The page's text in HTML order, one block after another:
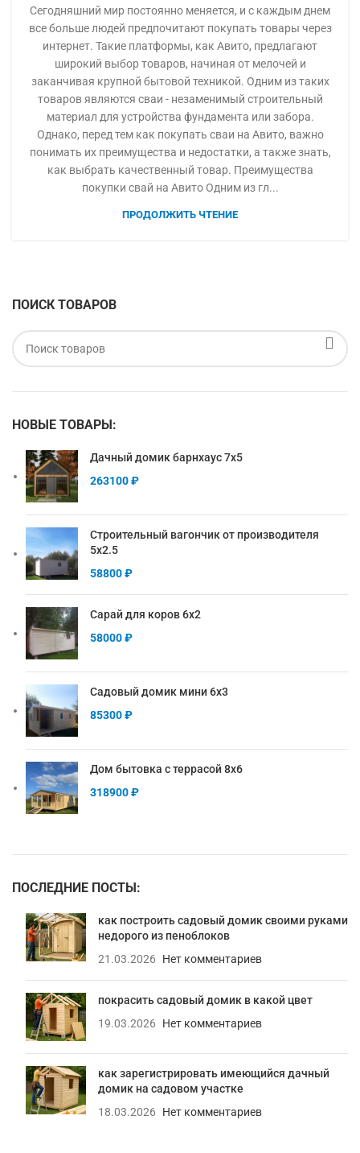
Сегодняшний мир постоянно меняется, и с каждым днем
все больше людей предпочитают покупать товары через
интернет. Такие платформы, как Авито, предлагают
широкий выбор товаров, начиная от мелочей и
заканчивая крупной бытовой техникой. Одним из таких
товаров являются сваи - незаменимый строительный
материал для устройства фундамента или забора.
Однако, перед тем как покупать сваи на Авито, важно
понимать их преимущества и недостатки, а также знать,
как выбрать качественный товар. Преимущества
покупки свай на Авито Одним из гл...
ПРОДОЛЖИТЬ ЧТЕНИЕ
ПОИСК ТОВАРОВ
НОВЫЕ ТОВАРЫ:
Дачный домик барнхаус 7х5
263100₽
Строительный вагончик от производителя
5х2.5
58800₽
Сарай для коров 6х2
58000₽
Садовый домик мини 6х3
85300₽
Дом бытовка с террасой 8х6
318900₽
ПОСЛЕДНИЕ ПОСТЫ:
как построить садовый домик своими руками
недорого из пеноблоков
21.03.2026
Нет комментариев
покрасить садовый домик в какой цвет
19.03.2026
Нет комментариев
как зарегистрировать имеющийся дачный
домик на садовом участке
18.03.2026
Нет комментариев